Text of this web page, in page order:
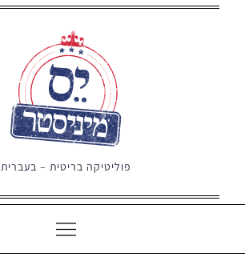
פוליטיקה בריטית – בעברית